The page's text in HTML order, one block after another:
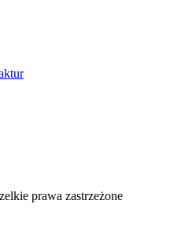
prawa zastrzeżone